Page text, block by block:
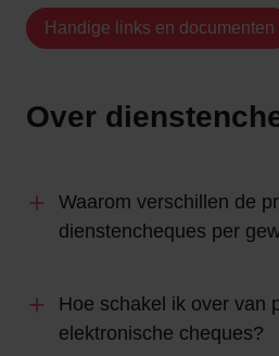
Handige links en documenten
Over
Waarom verschillen de
dienstencheques per
Hoe schakel ik over van
elektronische cheques?